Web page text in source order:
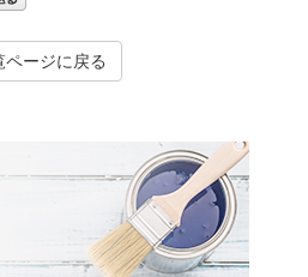
ページに戻る